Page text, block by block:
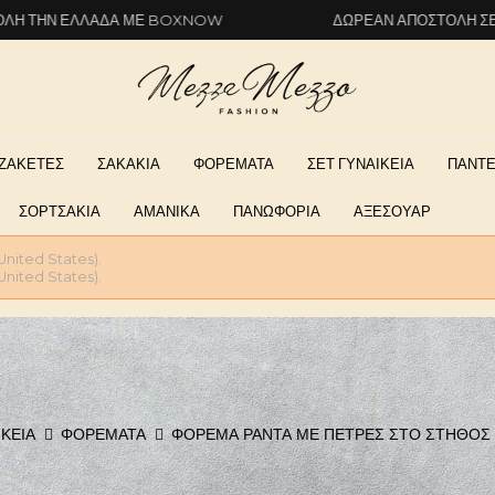
ΜΕ BOXNOW ΔΩΡΕΆΝ ΑΠΟΣΤΟΛΉ ΣΕ ΌΛΗ ΤΗΝ
ΣΑΚΑΚΙΑ ΦΟΡΕΜΑΤΑ ΣΕΤ ΓΥΝΑΙΚΕΙΑ
ΣΟΡΤΣΑΚΙΑ ΑΜΑΝΙΚΑ ΠΑΝΩΦΟΡΙΑ ΑΞΕΣΟΥΑΡ
States).
States).
ΦΟΡΕΜΑΤΑ ΦΌΡΕΜΑ ΡΆΝΤΑ ΜΕ ΠΈΤΡΕΣ ΣΤΟ ΣΤΉΘΟΣ